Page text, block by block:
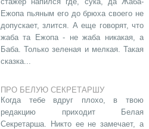
Ежопа пьяным его до брюха своего не
допускает, злится. А еще говорят, что
жаба та Ежопа - не жаба никакая, а
Баба. Только зеленая и мелкая. Такая
сказка...
ПРО БЕЛУЮ СЕКРЕТАРШУ
Когда тебе вдруг плохо, в твою
редакцию приходит Белая
Секретарша. Никто ее не замечает, а